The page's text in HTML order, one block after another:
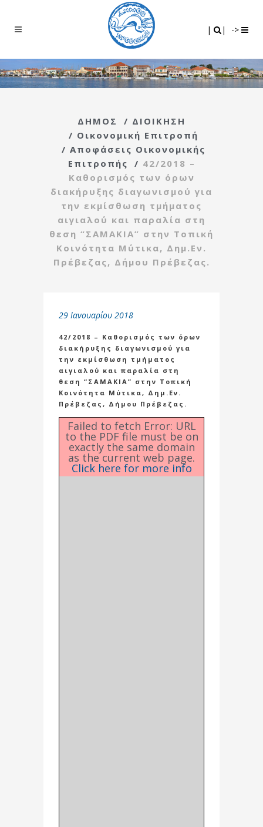
| | ->
ΔΗΜΟΣ / ΔΙΟΙΚΗΣΗ
/ Οικονομική Επιτροπή
/ Αποφάσεις Οικονομικής
Επιτροπής
/ 42/2018 –
Καθορισμός των όρων
διακήρυξης διαγωνισμού για
την εκμίσθωση τμήματος
αιγιαλού και παραλία στη
θεση “ΣΑΜΑΚΙΑ” στην Τοπική
Κοινότητα Μύτικα, Δημ.Εν.
Πρέβεζας, Δήμου Πρέβεζας.
29 Ιανουαρίου 2018
42/2018 – Καθορισμός των όρων
διακήρυξης διαγωνισμού για
την εκμίσθωση τμήματος
αιγιαλού και παραλία στη
θεση “ΣΑΜΑΚΙΑ” στην Τοπική
Κοινότητα Μύτικα, Δημ.Εν.
Πρέβεζας, Δήμου Πρέβεζας.
Failed to fetch Error: URL
to the PDF file must be on
exactly the same domain
as the current web page.
Click here for more info